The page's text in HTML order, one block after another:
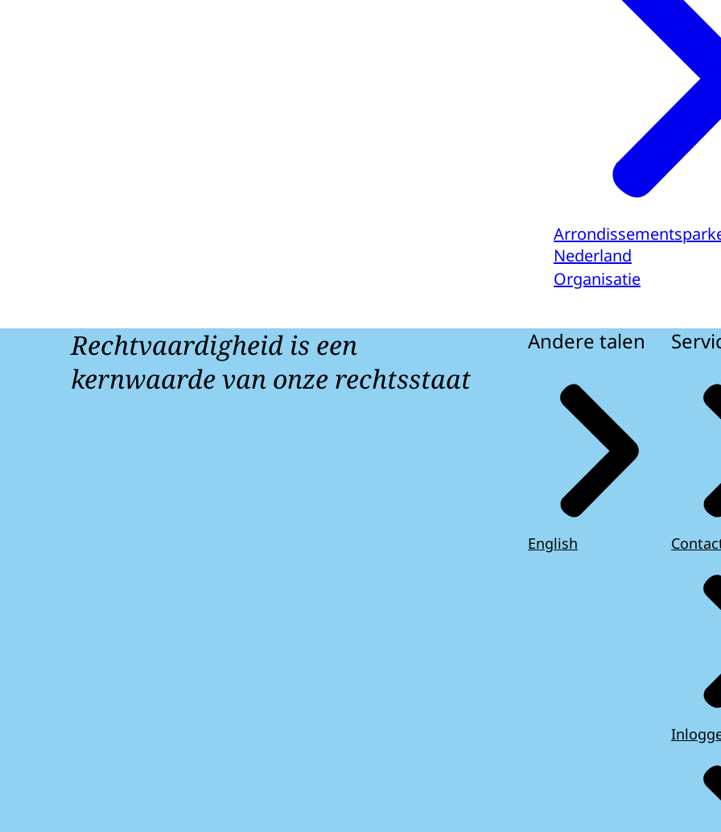
Nederland
Organisatie
Rechtvaardigheid is een
kernwaarde van onze rechtsstaat
Andere talen
English